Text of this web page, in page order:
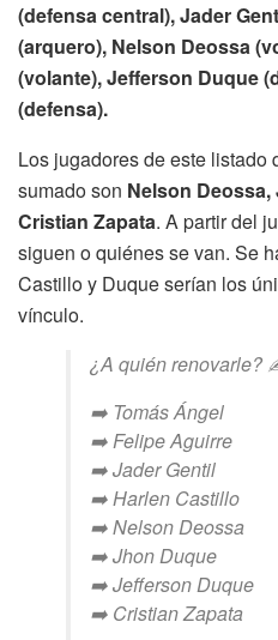
(defensa central), Jader
(arquero), Nelson Deossa
(volante), Jefferson Duque
(defensa).
Los jugadores de este listado
sumado son Nelson
Cristian Zapata. A partir del
siguen o quiénes se van. Se
Castillo y Duque serían los
vínculo.
¿A quién renovarle?
➡️ Tomás Ángel
➡️ Felipe Aguirre
➡️ Jader Gentil
➡️ Harlen Castillo
➡️ Nelson Deossa
➡️ Jhon Duque
➡️ Jefferson Duque
➡️ Cristian Zapata